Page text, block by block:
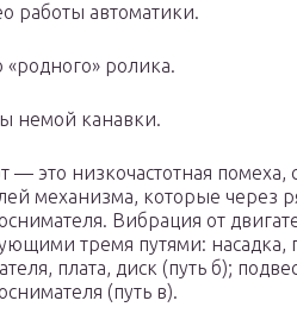
работы автоматики.
«родного» ролика.
немой канавки.
— это низкочастотная помеха,
механизма, которые через
Вибрация от
тремя путями: насадка,
плата, диск (путь б);
(путь в).